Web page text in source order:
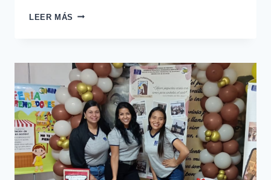
LEER MÁS